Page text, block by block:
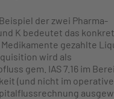
der zwei Pharma-
K bedeutet das
gezahlte
wird als
gem. IAS 7.16 im
(und nicht im